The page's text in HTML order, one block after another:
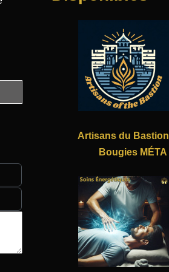
Artisans du Bastion
Bougies MÉTA